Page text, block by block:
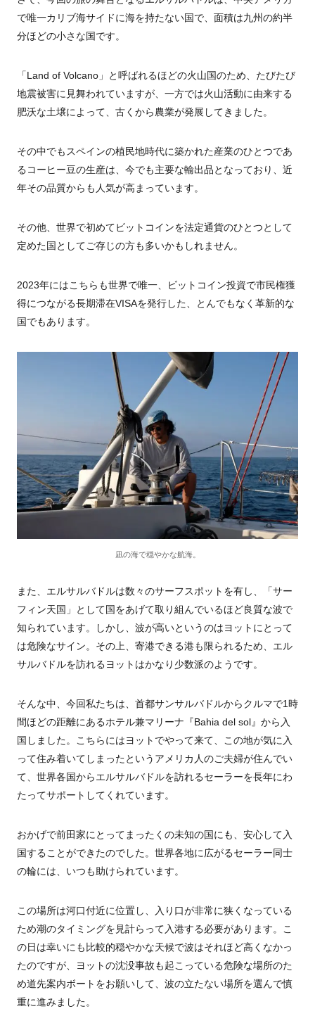
で唯一カリブ海サイドに海を持たない国で、面積は九州の約半
分ほどの小さな国です。
「Land of Volcano 」と呼ばれるほどの火山国のため、たびたび
地震被害に見舞われていますが、一方では火山活動に由来する
肥沃な土壌によって、古くから農業が発展してきました。
その中でもスペインの植民地時代に築かれた産業のひとつであ
るコーヒー豆の生産は、今でも主要な輸出品となっており、近
年その品質からも人気が高まっています。
その他、世界で初めてビットコインを法定通貨のひとつとして
定めた国としてご存じの方も多いかもしれません。
2023年にはこちらも世界で唯一、ビットコイン投資で市民権獲
得につながる長期滞在VISAを発行した、とんでもなく革新的な
国でもあります。
凪の海で穏やかな航海。
また、エルサルバドルは数々のサーフスポットを有し、「サー
フィン天国」として国をあげて取り組んでいるほど良質な波で
知られています。しかし、波が高いというのはヨットにとって
は危険なサイン。その上、寄港できる港も限られるため、エル
サルバドルを訪れるヨットはかなり少数派のようです。
そんな中、今回私たちは、首都サンサルバドルからクルマで1時
間ほどの距離にあるホテル兼マリーナ『Bahia del sol』から入
国しました。こちらにはヨットでやって来て、この地が気に入
って住み着いてしまったというアメリカ人のご夫婦が住んでい
て、世界各国からエルサルバドルを訪れるセーラーを長年にわ
たってサポートしてくれています。
おかげで前田家にとってまったくの未知の国にも、安心して入
国することができたのでした。世界各地に広がるセーラー同士
の輪には、いつも助けられています。
この場所は河口付近に位置し、入り口が非常に狭くなっている
ため潮のタイミングを見計らって入港する必要があります。こ
の日は幸いにも比較的穏やかな天候で波はそれほど高くなかっ
たのですが、ヨットの沈没事故も起こっている危険な場所のた
め道先案内ボートをお願いして、波の立たない場所を選んで慎
重に進みました。